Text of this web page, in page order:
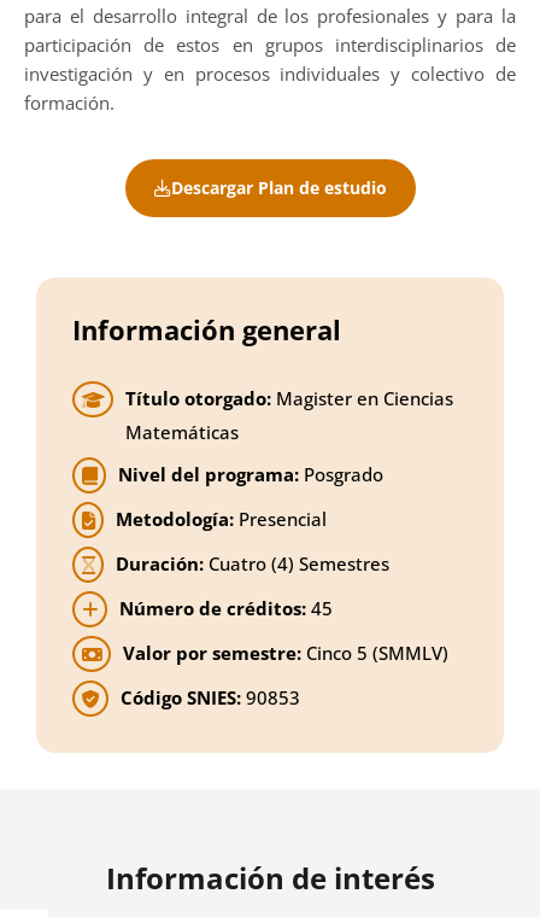
para el desarrollo integral de los profesionales y para la
participación de estos en grupos interdisciplinarios de
investigación y en procesos individuales y colectivo de
formación.
Descargar Plan de estudio
Información general
Título otorgado: Magister en Ciencias
Matemáticas
Nivel del programa: Posgrado
Metodología: Presencial
Duración: Cuatro (4) Semestres
Número de créditos: 45
Valor por semestre: Cinco 5 (SMMLV)
Código SNIES: 90853
Información de interés